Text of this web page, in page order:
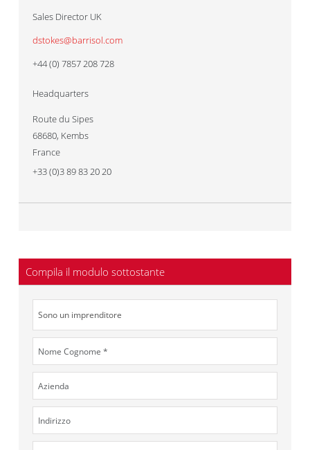
Sales Director UK
dstokes@barrisol.com
+44 (0) 7857 208 728
Headquarters
Route du Sipes
68680, Kembs
France
+33 (0)3 89 83 20 20
Compila il modulo sottostante